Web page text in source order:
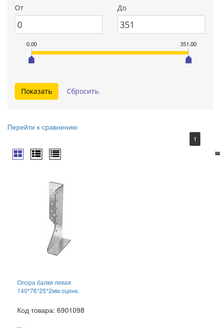
От До
0.00 351.00
Перейти к сравнению
1
Опора балки левая
140*76*25*2мм оцинк.
Код товара: 6901098